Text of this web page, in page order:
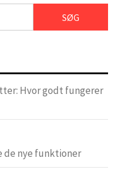
Hvor godt fungerer
de nye funktioner